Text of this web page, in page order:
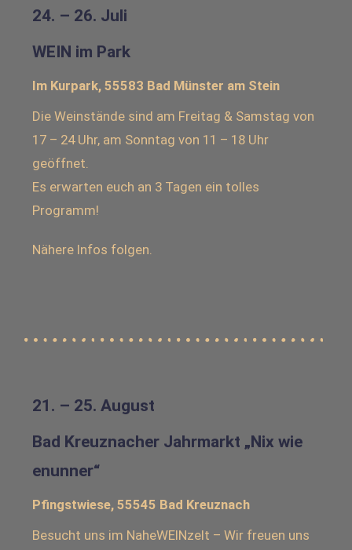
24. – 26. Juli
WEIN im Park
Im Kurpark, 55583 Bad Münster am Stein
Die Weinstände sind am Freitag & Samstag von
17 – 24 Uhr, am Sonntag von 11 – 18 Uhr
geöffnet.
Es erwarten euch an 3 Tagen ein tolles
Programm!
Nähere Infos folgen.
21. – 25. August
Bad Kreuznacher Jahrmarkt „Nix wie
enunner“
Pfingstwiese, 55545 Bad Kreuznach
Besucht uns im NaheWEINzelt – Wir freuen uns